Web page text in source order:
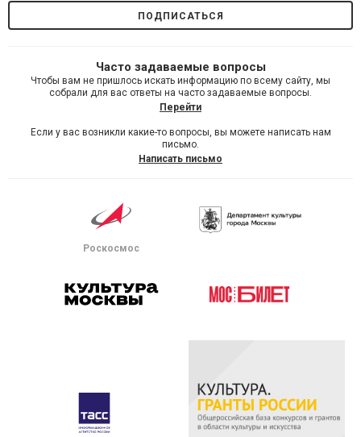
Часто задаваемые вопросы
Чтобы вам не пришлось искать информацию по всему сайту, мы
собрали для вас ответы на часто задаваемые вопросы.
Перейти
Если у вас возникли какие-то вопросы, вы можете написать нам
письмо.
Написать письмо
Роскосмос